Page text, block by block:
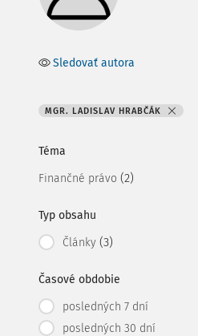
Sledovať autora
MGR. LADISLAV HRABČÁK
Téma
Finančné právo (2)
Typ obsahu
Články (3)
Časové obdobie
posledných 7 dní
posledných 30 dní